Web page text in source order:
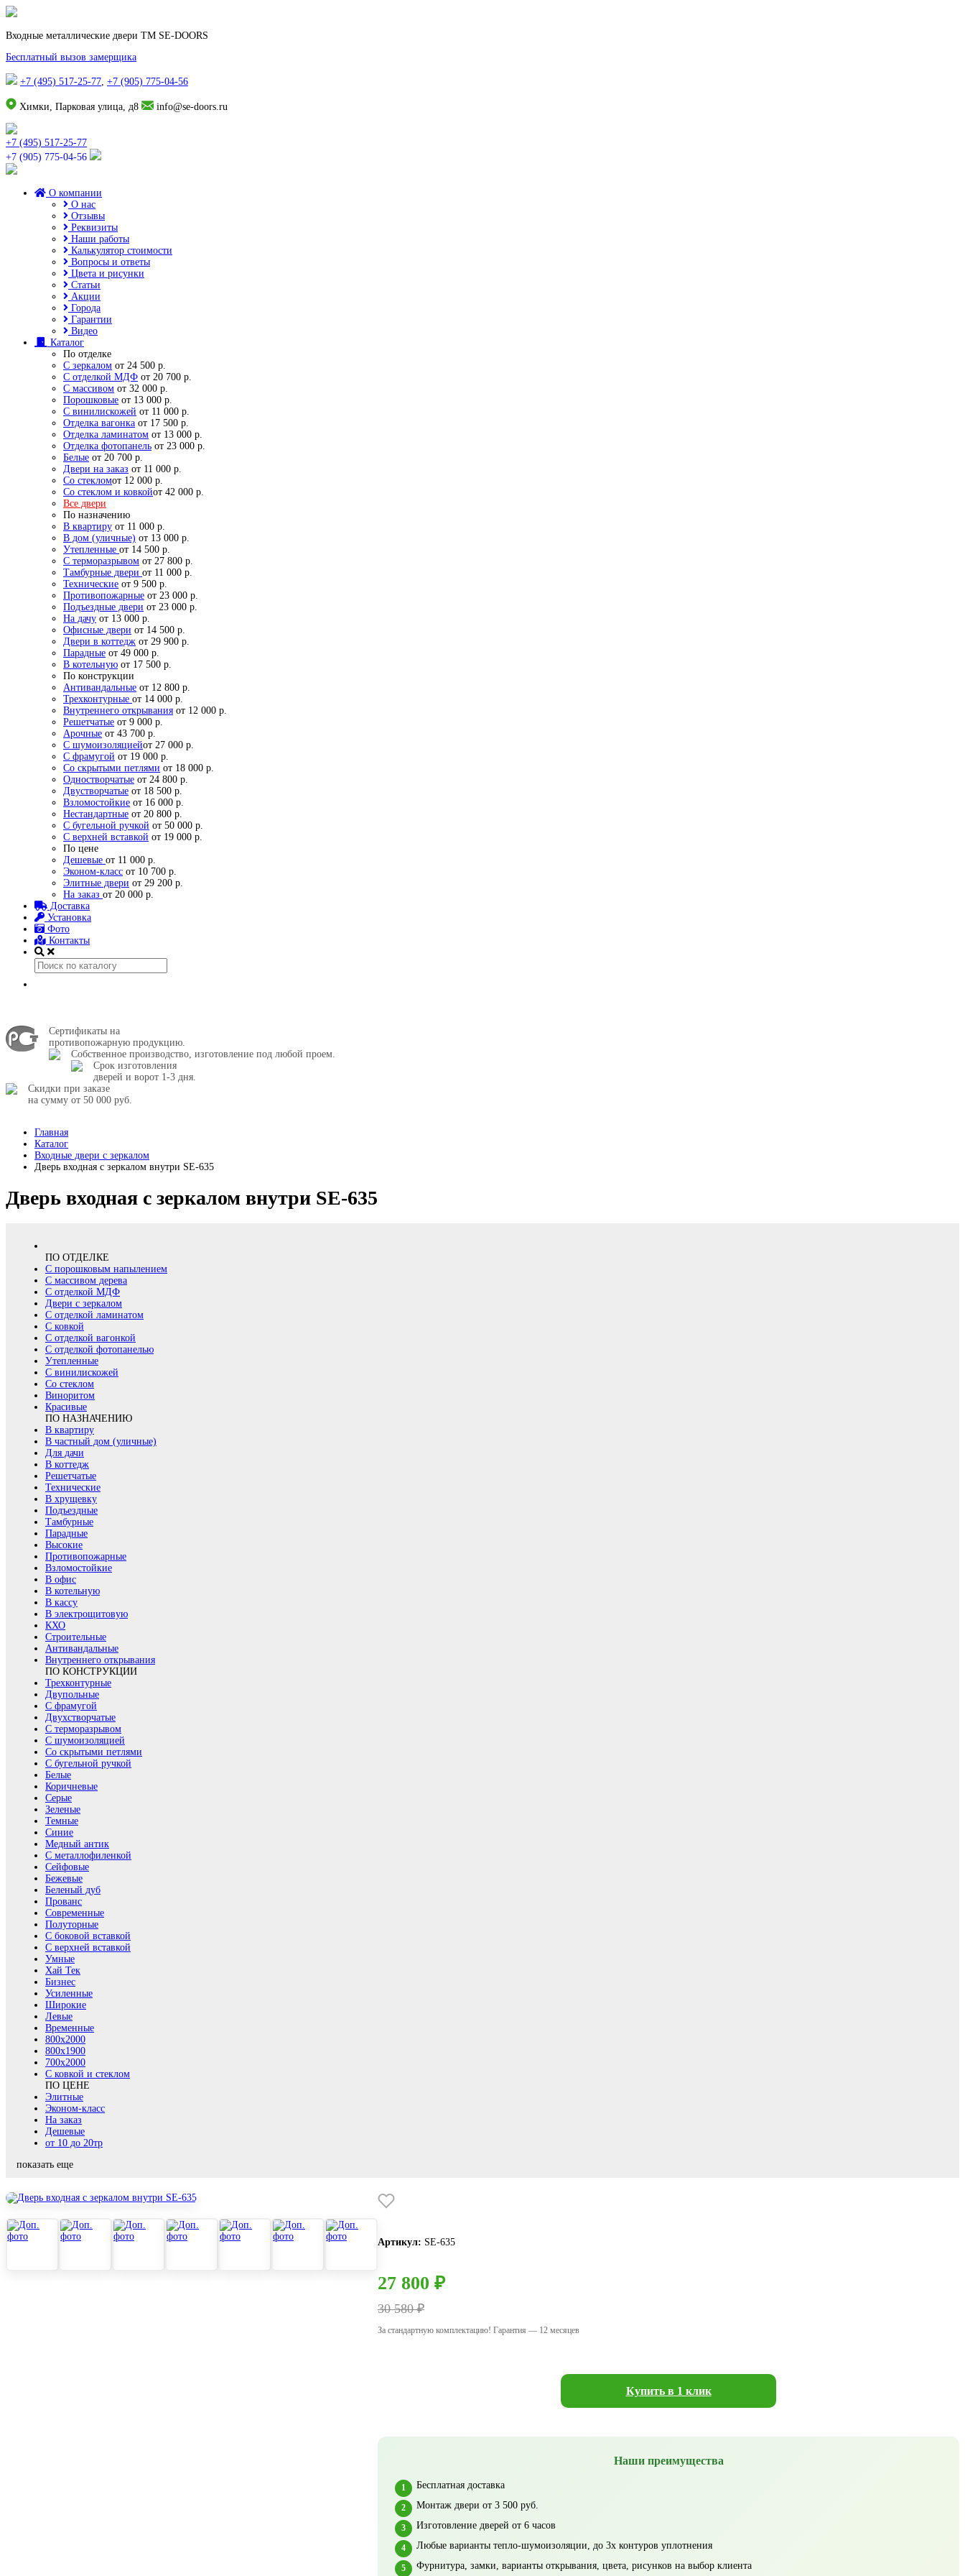
Входные металлические двери TM SE-DOORS
Бесплатный вызов замерщика
+7 (495) 517-25-77, +7 (905) 775-04-56
Химки, Парковая улица, д8 info@se-doors.ru
+7 (495) 517-25-77
+7 (905) 775-04-56
О компании
О нас
Отзывы
Реквизиты
Наши работы
Калькулятор стоимости
Вопросы и ответы
Цвета и рисунки
Статьи
Акции
Города
Гарантии
Видео
Каталог
По отделке
С зеркалом от 24 500 р.
С отделкой МДФ от 20 700 р.
С массивом от 32 000 р.
Порошковые от 13 000 р.
С винилискожей от 11 000 р.
Отделка вагонка от 17 500 р.
Отделка ламинатом от 13 000 р.
Отделка фотопанель от 23 000 р.
Белые от 20 700 р.
Двери на заказ от 11 000 р.
Со стекломот 12 000 р.
Со стеклом и ковкойот 42 000 р.
Все двери
По назначению
В квартиру от 11 000 р.
В дом (уличные) от 13 000 р.
Утепленные от 14 500 р.
С терморазрывом от 27 800 р.
Тамбурные двери от 11 000 р.
Технические от 9 500 р.
Противопожарные от 23 000 р.
Подъездные двери от 23 000 р.
На дачу от 13 000 р.
Офисные двери от 14 500 р.
Двери в коттедж от 29 900 р.
Парадные от 49 000 р.
В котельную от 17 500 р.
По конструкции
Антивандальные от 12 800 р.
Трехконтурные от 14 000 р.
Внутреннего открывания от 12 000 р.
Решетчатые от 9 000 р.
Арочные от 43 700 р.
С шумоизоляциейот 27 000 р.
С фрамугой от 19 000 р.
Со скрытыми петлями от 18 000 р.
Одностворчатые от 24 800 р.
Двустворчатые от 18 500 р.
Взломостойкие от 16 000 р.
Нестандартные от 20 800 р.
С бугельной ручкой от 50 000 р.
С верхней вставкой от 19 000 р.
По цене
Дешевые от 11 000 р.
Эконом-класс от 10 700 р.
Элитные двери от 29 200 р.
На заказ от 20 000 р.
Доставка
Установка
Фото
Контакты
Сертификаты на
противопожарную продукцию.
Собственное производство, изготовление под любой проем.
Срок изготовления
дверей и ворот 1-3 дня.
Скидки при заказе
на сумму от 50 000 руб.
Главная
Каталог
Входные двери с зеркалом
Дверь входная с зеркалом внутри SE-635
Дверь входная с зеркалом внутри SE-635
ПО ОТДЕЛКЕ
С порошковым напылением
С массивом дерева
С отделкой МДФ
Двери с зеркалом
С отделкой ламинатом
С ковкой
С отделкой вагонкой
С отделкой фотопанелью
Утепленные
С винилискожей
Со стеклом
Виноритом
Красивые
ПО НАЗНАЧЕНИЮ
В квартиру
В частный дом (уличные)
Для дачи
В коттедж
Решетчатые
Технические
В хрущевку
Подъездные
Тамбурные
Парадные
Высокие
Противопожарные
Взломостойкие
В офис
В котельную
В кассу
В электрощитовую
КХО
Строительные
Антивандальные
Внутреннего открывания
ПО КОНСТРУКЦИИ
Трехконтурные
Двупольные
С фрамугой
Двухстворчатые
С терморазрывом
С шумоизоляцией
Со скрытыми петлями
С бугельной ручкой
Белые
Коричневые
Серые
Зеленые
Темные
Синие
Медный антик
С металлофиленкой
Сейфовые
Бежевые
Беленый дуб
Прованс
Современные
Полуторные
С боковой вставкой
С верхней вставкой
Умные
Хай Тек
Бизнес
Усиленные
Широкие
Левые
Временные
800х2000
800x1900
700x2000
С ковкой и стеклом
ПО ЦЕНЕ
Элитные
Эконом-класс
На заказ
Дешевые
от 10 до 20тр
показать еще
Артикул: SE-635
27 800 ₽
30 580 ₽
За стандартную комплектацию! Гарантия — 12 месяцев
Купить в 1 клик
Наши преимущества
Бесплатная доставка
Монтаж двери от 3 500 руб.
Изготовление дверей от 6 часов
Любые варианты тепло-шумоизоляции, до 3х контуров уплотнения
Фурнитура, замки, варианты открывания, цвета, рисунков на выбор клиента